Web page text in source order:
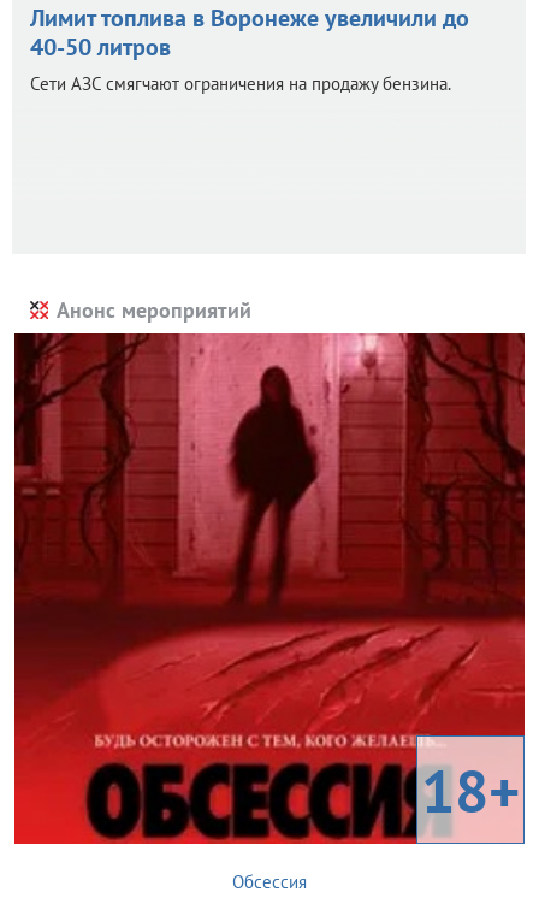
Лимит топлива в Воронеже увеличили до
40-50 литров
Сети АЗС смягчают ограничения на продажу бензина.
Анонс мероприятий
18+
Обсессия